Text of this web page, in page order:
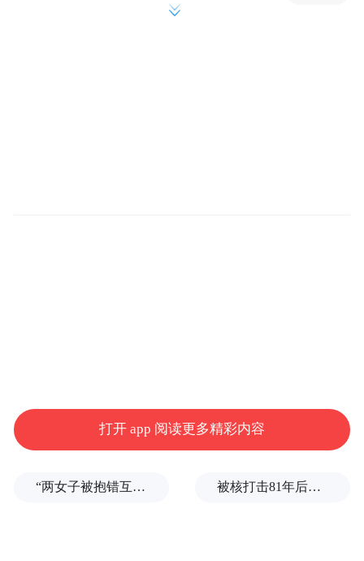
随后，凤凰娱乐联系了章子怡的相关工作人
打开 app 阅读更多精彩内容
“两女子被抱错互换人生37年”一当事人沉默多日发声：我不是受益者 被核打击81年后，日本广岛废墟旁响起抗议声：拒绝拥核